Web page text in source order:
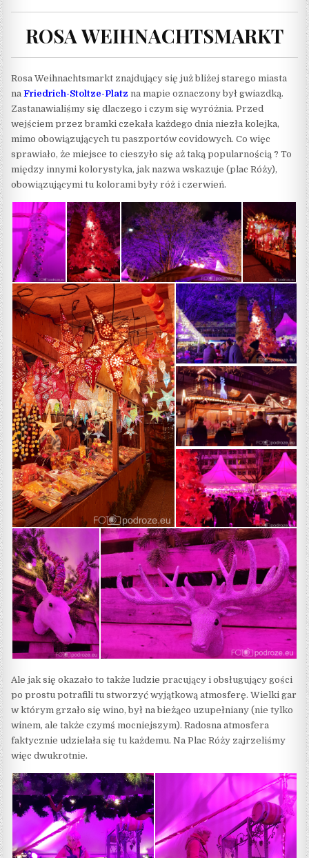
ROSA WEIHNACHTSMARKT
Rosa Weihnachtsmarkt znajdujący się już bliżej starego miasta
naFriedrich-Stoltze-Platz na mapie oznaczony był gwiazdką.
Zastanawialiśmy się dlaczego i czym się wyróżnia. Przed
wejściem przez bramki czekała każdego dnia niezła kolejka,
mimo obowiązujących tu paszportów covidowych. Co więc
sprawiało, że miejsce to cieszyło się aż taką popularnością ? To
między innymi kolorystyka, jak nazwa wskazuje (plac Róży),
obowiązującymi tu kolorami były róż i czerwień.
Ale jak się okazało to także ludzie pracujący i obsługujący gości
po prostu potrafili tu stworzyć wyjątkową atmosferę. Wielki gar
w którym grzało się wino, był na bieżąco uzupełniany (nie tylko
winem, ale także czymś mocniejszym). Radosna atmosfera
faktycznie udzielała się tu każdemu. Na Plac Róży zajrzeliśmy
więc dwukrotnie.